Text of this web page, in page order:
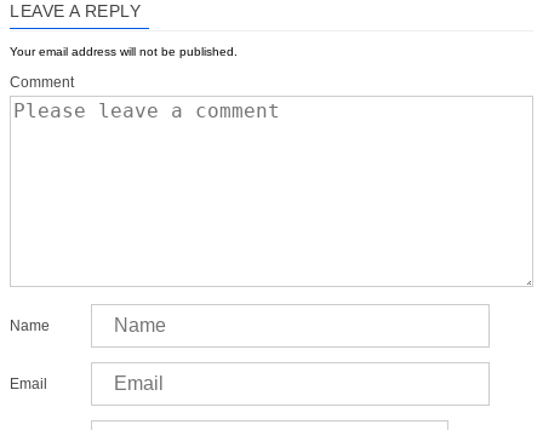
LEAVE A REPLY
Your email address will not be published.
Comment
Name
Email